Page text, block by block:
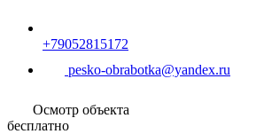
Осмотр объекта
бесплатно